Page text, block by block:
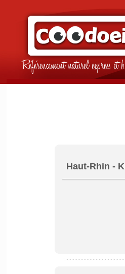
Référencement naturel express
Haut-Rhin -